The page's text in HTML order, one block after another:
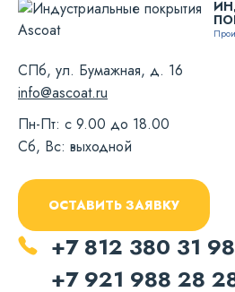
СПб, ул. Бумажная, д. 16
info@ascoat.ru
Пн-Пт: с 9.00 до 18.00
Сб, Вс: выходной
+7 812 380 31 98
+7 921 988 28
ОСТАВИТЬ ЗАЯВКУ